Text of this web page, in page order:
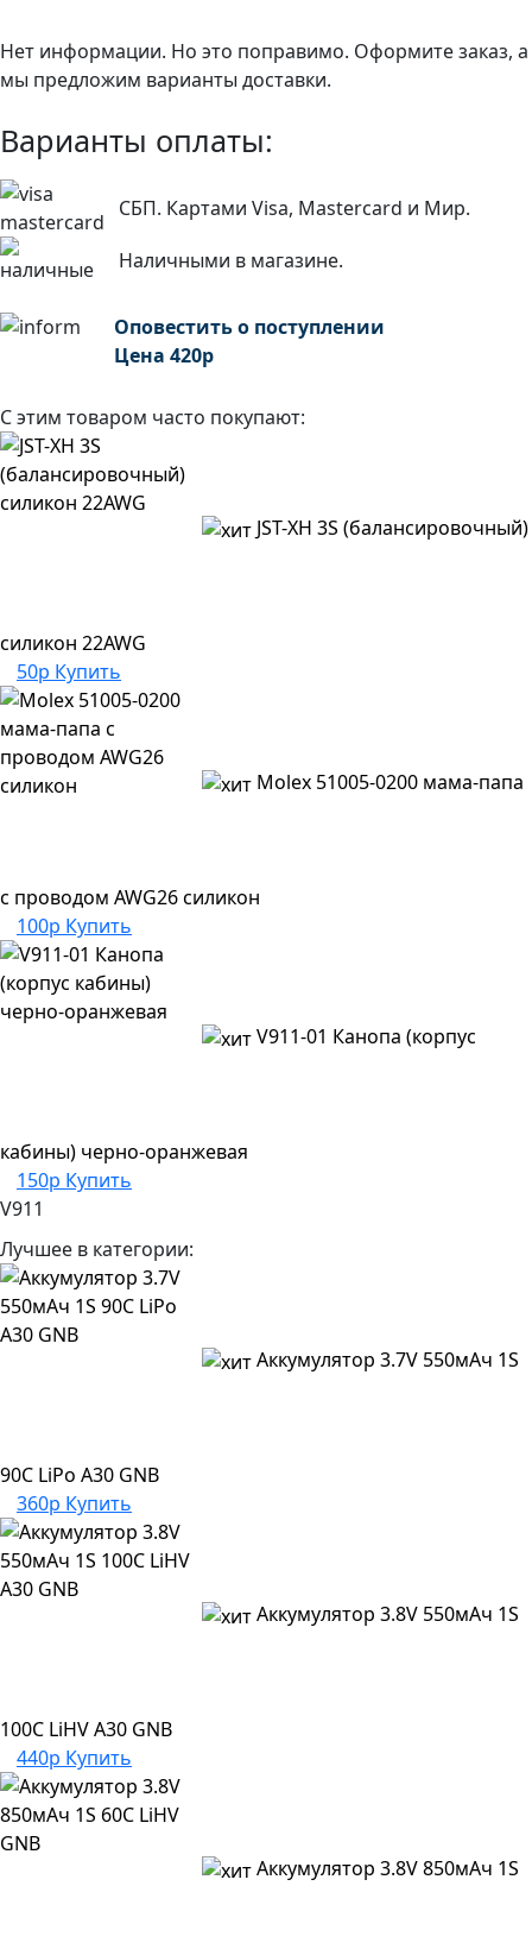
Нет информации. Но это поправимо. Оформите заказ, а
мы предложим варианты доставки.
Варианты оплаты:
СБП. Картами Visa, Mastercard и Мир.
Наличными в магазине.
Оповестить о поступлении
Цена 420р
С этим товаром часто покупают:
JST-XH 3S (балансировочный)
силикон 22AWG
50р Купить
Molex 51005-0200 мама-папа
с проводом AWG26 силикон
100р Купить
V911-01 Канопа (корпус
кабины) черно-оранжевая
150р Купить
V911
Лучшее в категории:
Аккумулятор 3.7V 550мАч 1S
90C LiPo A30 GNB
360р Купить
Аккумулятор 3.8V 550мАч 1S
100C LiHV A30 GNB
440р Купить
Аккумулятор 3.8V 850мАч 1S